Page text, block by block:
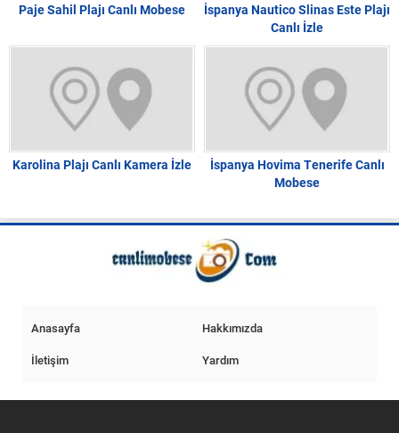
Paje Sahil Plajı Canlı Mobese
İspanya Nautico Slinas Este Plajı
Canlı İzle
Karolina Plajı Canlı Kamera İzle
İspanya Hovima Tenerife Canlı
Mobese
Anasayfa
Hakkımızda
İletişim
Yardım